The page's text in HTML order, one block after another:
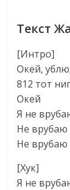
Текст
[Интро]
Окей,
812 тот
Окей
Я не
Не врубаю
Не врубаю
[Хук]
Я не